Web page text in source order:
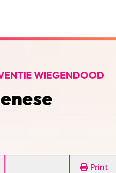
WIEGENDOOD
Print